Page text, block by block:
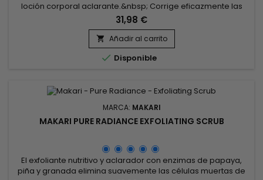
loción corporal aclarante.&nbsp; Corrige eficazmente las
manchas oscuras mientras nutre intensamente la piel. Su
protección SPF15 protege la piel de los rayos UVA y UVB, la
tez queda unificada y naturalmente radiante.&nbsp; La Leche
Corporal Aclarante Carotónica Makari Naturalle contiene...
31,98 €
 Añadir al carrito
 Disponible
MARCA: MAKARI
MAKARI PURE RADIANCE EXFOLIATING SCRUB
El exfoliante nutritivo y aclarador con enzimas de papaya,
piña y granada elimina suavemente las células muertas de